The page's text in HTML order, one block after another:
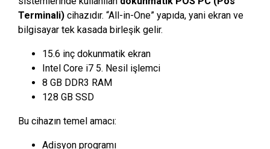
Terminali) cihazıdır. “All-in-One” yapıda, yani ekran ve
bilgisayar tek kasada birleşik gelir.
15.6 inç dokunmatik ekran
Intel Core i7 5. Nesil işlemci
8 GB DDR3 RAM
128 GB SSD
Bu cihazın temel amacı:
Adisyon programı